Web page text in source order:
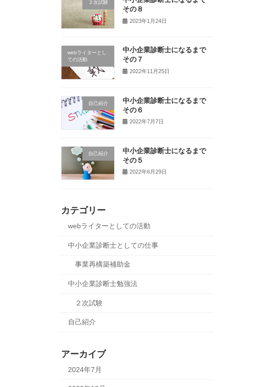
２次試験
その８
2023年1月24日
webライターとし
ての活動
中小企業診断士になるまで
その７
2022年11月25日
自己紹介
中小企業診断士になるまで
その６
2022年7月7日
自己紹介
中小企業診断士になるまで
その５
2022年6月29日
カテゴリー
webライターとしての活動
中小企業診断士としての仕事
事業再構築補助金
中小企業診断士勉強法
２次試験
自己紹介
アーカイブ
2024年7月